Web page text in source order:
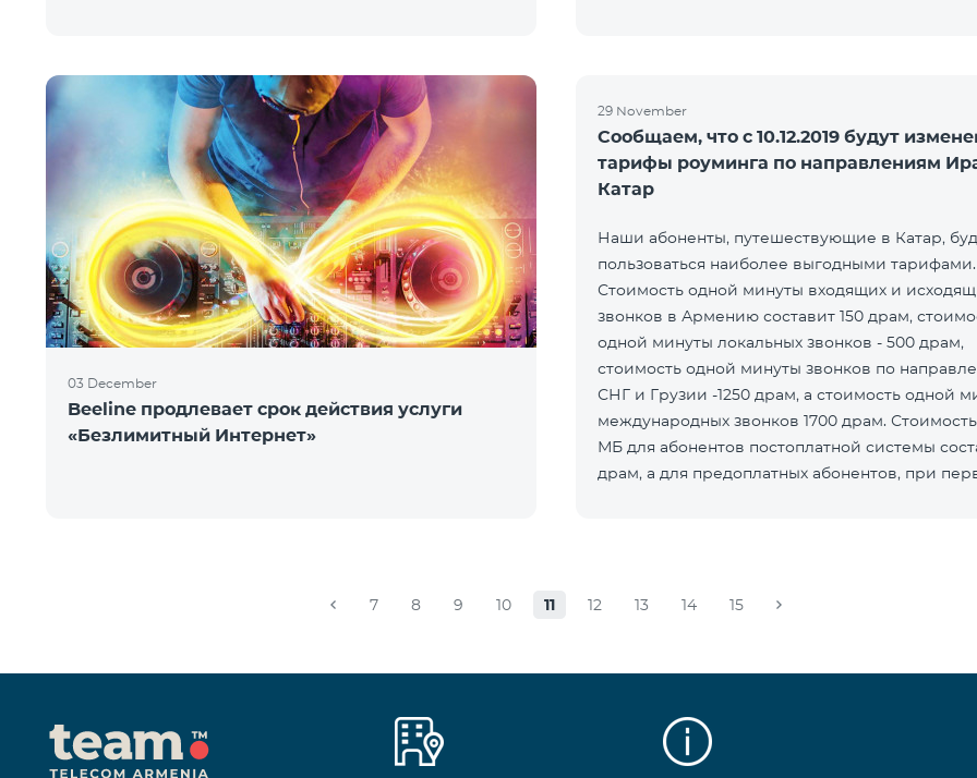
03 December
Beeline продлевает срок действия услуги
«Безлимитный Интернет»
29 November
Сообщаем, что с 10.12.2019 будут
тарифы роуминга по направлениям
Катар
Наши абоненты, путешествующие в Катар,
пользоваться наиболее выгодными тарифами.
Стоимость одной минуты входящих и
звонков в Армению составит 150 драм,
одной минуты локальных звонков - 500 драм,
стоимость одной минуты звонков по
СНГ и Грузии -1250 драм, а стоимость одной
международных звонков 1700 драм.
МБ для абонентов постоплатной системы
драм, а для предоплатных абонентов, при
7 8 9 10 11 12 13 14 15